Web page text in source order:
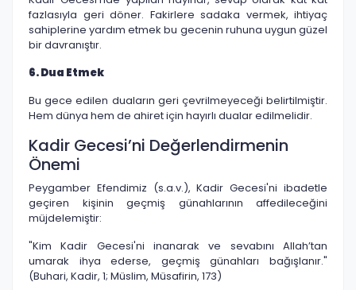
fazlasıyla geri döner. Fakirlere sadaka vermek, ihtiyaç
sahiplerine yardım etmek bu gecenin ruhuna uygun güzel
bir davranıştır.
6. Dua Etmek
Bu gece edilen duaların geri çevrilmeyeceği belirtilmiştir.
Hem dünya hem de ahiret için hayırlı dualar edilmelidir.
Kadir Gecesi’ni Değerlendirmenin
Önemi
Peygamber Efendimiz (s.a.v.), Kadir Gecesi'ni ibadetle
geçiren kişinin geçmiş günahlarının affedileceğini
müjdelemiştir:
"Kim Kadir Gecesi'ni inanarak ve sevabını Allah’tan
umarak ihya ederse, geçmiş günahları bağışlanır."
(Buhari, Kadir, 1; Müslim, Müsafirin, 173)